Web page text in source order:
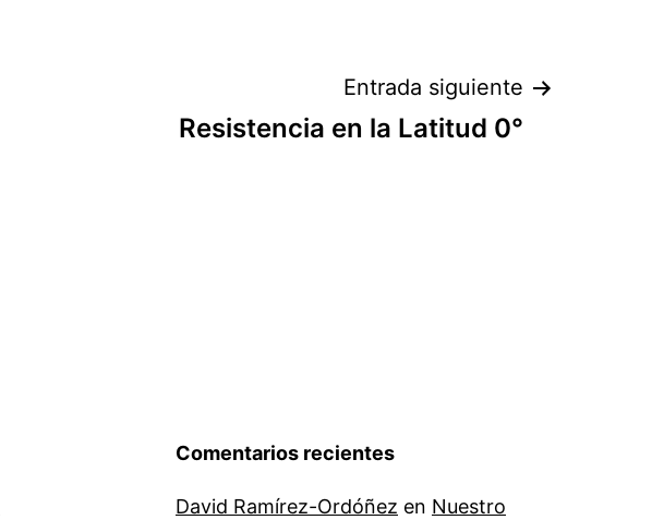
Entrada siguiente
Resistencia en la Latitud 0°
Comentarios recientes
David Ramírez-Ordóñez en Nuestro